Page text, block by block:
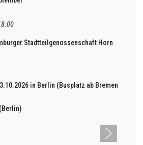
Stadtteilgenossenschaft Horn
in Berlin (Busplatz ab Bremen